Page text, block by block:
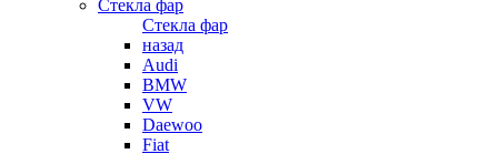
Стекла фар
Стекла фар
назад
Audi
BMW
VW
Daewoo
Fiat